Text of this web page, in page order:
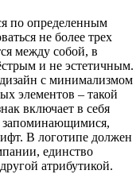
по определенным
не более трех
между собой, в
и не эстетичным.
с минимализмом
элементов – такой
включает в себя
В логотипе должен
единство
атрибутикой.